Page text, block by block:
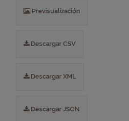
Previsualización
Descargar CSV
Descargar XML
Descargar JSON